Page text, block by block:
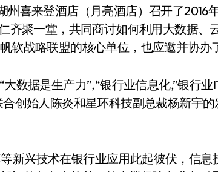
州喜来登酒店（月亮酒店）召开了2016
齐聚一堂，共同商讨如何利用大数据、
软战略联盟的核心单位，也应邀并协办
数据是生产力”,“银行业信息化,”银行业
创始人陈炎和星环科技副总裁杨新宇
新兴技术在银行业应用此起彼伏，信息